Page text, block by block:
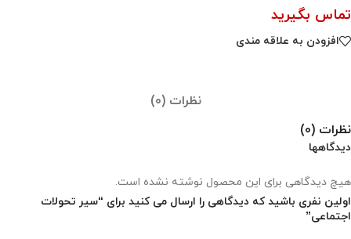
تماس بگیرید
افزودن به علاقه مندی
نظرات (0)
نظرات (0)
دیدگاهها
هیچ دیدگاهی برای این محصول نوشته نشده است.
اولین نفری باشید که دیدگاهی را ارسال می کنید برای “سیر تحولات
اجتماعی”